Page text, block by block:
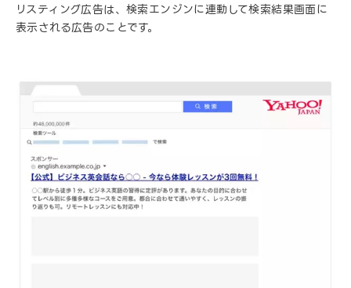
リスティング広告は、検索エンジンに連動して検索結果画面に
表示される広告のことです。